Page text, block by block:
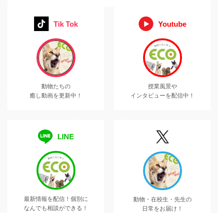
Tik Tok
動物たちの
癒し動画を更新中！
Youtube
授業風景や
インタビューを配信中！
LINE
最新情報を配信！ 個別に
なんでも相談ができる！
動物・在校生・先生の
日常をお届け！